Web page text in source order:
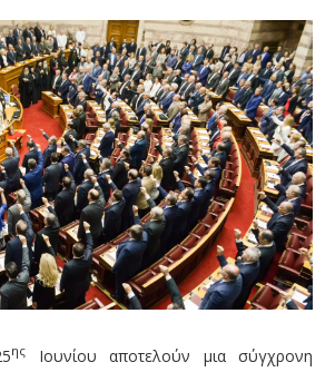
ης
Ιουνίου αποτελούν μια σύγχρονη